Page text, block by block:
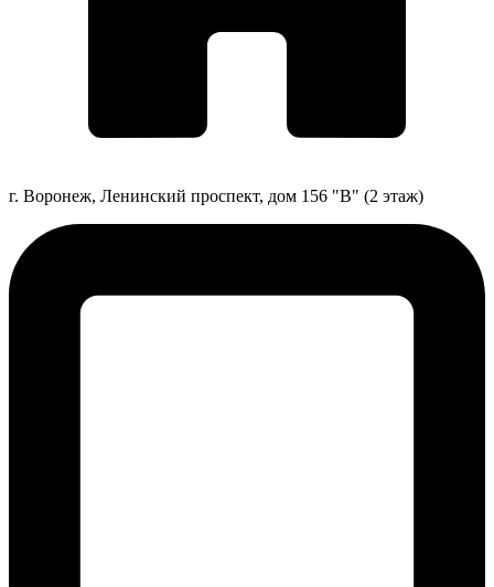
г. Воронеж, Ленинский проспект, дом 156 "В" (2 этаж)